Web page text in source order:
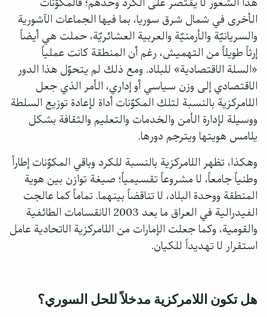
الأخرى في شمال شرق سوريا، بما فيها الجماعات الآشورية
والسريانيّة والأرمنيّة والعربية العشائريّة، حملت هي أيضاً
إرثاً طويلاً من التهميش، رغم أن المنطقة كانت عملياً
«السلة الاقتصادية» للبلاد. ومع ذلك لم يتحوّل هذا الدور
الاقتصادي إلى وزن سياسي أو إداري، الأمر الذي جعل
اللامركزية بالنسبة لتلك المكوّنات أداة لإعادة توزيع السلطة
ووسيلة لإدارة الأمن والخدمات والتعليم والثقافة بشكل
يلامس هويتها ويترجم دورها.
وهكذا، تظهر اللامركزية بالنسبة للكرد وباقي المكوّنات إطاراً
وطنياً جامعاً، لا مشروعاً تقسيمياً؛ صيغة توازن بين هوية
المنطقة ووحدة البلاد، لا تناقضاً بينهما. تماماً كما عالجت
الفيدرالية في العراق ما بعد 2003 الانقسامات الطائفية
والقومية، وكما جعلت الإمارات من اللامركزية الاتحادية عامل
استقرار لا تهديداً للكيان.
هل تكون اللامركزية مدخلاً للحل السوري؟